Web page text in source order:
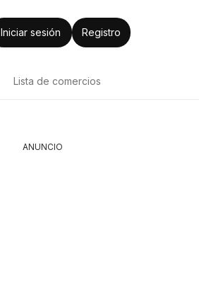
Iniciar sesión Registro
Lista de comercios
ANUNCIO